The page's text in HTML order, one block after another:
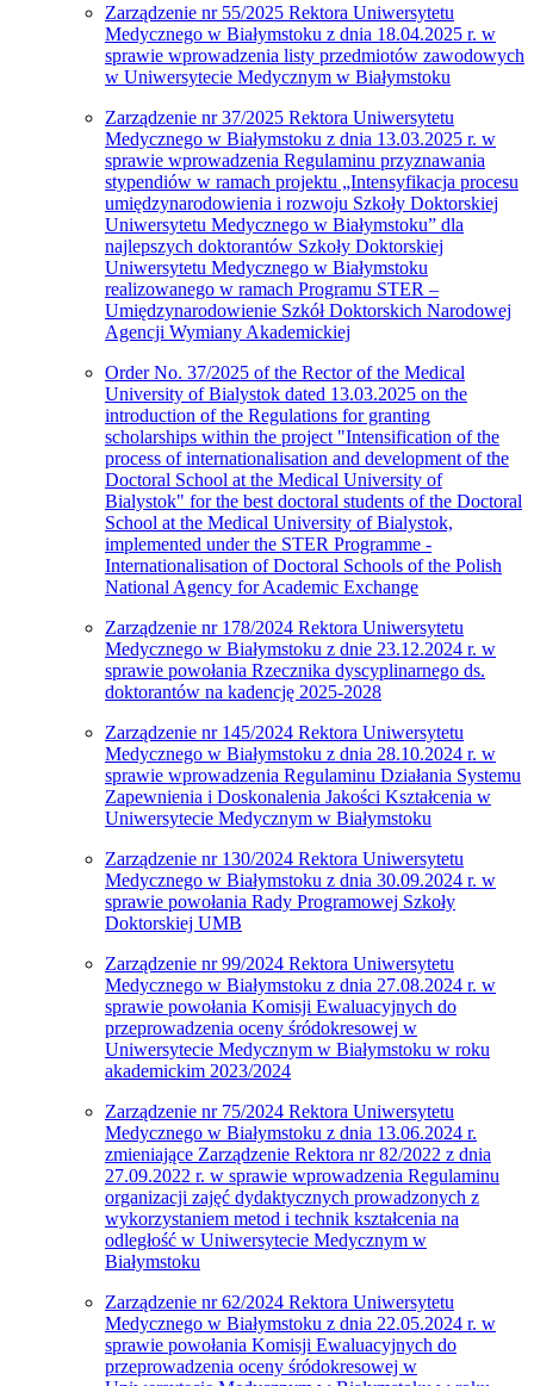
Zarządzenie nr 55/2025 Rektora Uniwersytetu
Medycznego w Białymstoku z dnia 18.04.2025 r. w
sprawie wprowadzenia listy przedmiotów zawodowych
w Uniwersytecie Medycznym w Białymstoku
Zarządzenie nr 37/2025 Rektora Uniwersytetu
Medycznego w Białymstoku z dnia 13.03.2025 r. w
sprawie wprowadzenia Regulaminu przyznawania
stypendiów w ramach projektu „Intensyfikacja procesu
umiędzynarodowienia i rozwoju Szkoły Doktorskiej
Uniwersytetu Medycznego w Białymstoku” dla
najlepszych doktorantów Szkoły Doktorskiej
Uniwersytetu Medycznego w Białymstoku
realizowanego w ramach Programu STER –
Umiędzynarodowienie Szkół Doktorskich Narodowej
Agencji Wymiany Akademickiej
Order No. 37/2025 of the Rector of the Medical
University of Bialystok dated 13.03.2025 on the
introduction of the Regulations for granting
scholarships within the project "Intensification of the
process of internationalisation and development of the
Doctoral School at the Medical University of
Bialystok" for the best doctoral students of the Doctoral
School at the Medical University of Bialystok,
implemented under the STER Programme -
Internationalisation of Doctoral Schools of the Polish
National Agency for Academic Exchange
Zarządzenie nr 178/2024 Rektora Uniwersytetu
Medycznego w Białymstoku z dnie 23.12.2024 r. w
sprawie powołania Rzecznika dyscyplinarnego ds.
doktorantów na kadencję 2025-2028
Zarządzenie nr 145/2024 Rektora Uniwersytetu
Medycznego w Białymstoku z dnia 28.10.2024 r. w
sprawie wprowadzenia Regulaminu Działania Systemu
Zapewnienia i Doskonalenia Jakości Kształcenia w
Uniwersytecie Medycznym w Białymstoku
Zarządzenie nr 130/2024 Rektora Uniwersytetu
Medycznego w Białymstoku z dnia 30.09.2024 r. w
sprawie powołania Rady Programowej Szkoły
Doktorskiej UMB
Zarządzenie nr 99/2024 Rektora Uniwersytetu
Medycznego w Białymstoku z dnia 27.08.2024 r. w
sprawie powołania Komisji Ewaluacyjnych do
przeprowadzenia oceny śródokresowej w
Uniwersytecie Medycznym w Białymstoku w roku
akademickim 2023/2024
Zarządzenie nr 75/2024 Rektora Uniwersytetu
Medycznego w Białymstoku z dnia 13.06.2024 r.
zmieniające Zarządzenie Rektora nr 82/2022 z dnia
27.09.2022 r. w sprawie wprowadzenia Regulaminu
organizacji zajęć dydaktycznych prowadzonych z
wykorzystaniem metod i technik kształcenia na
odległość w Uniwersytecie Medycznym w
Białymstoku
Zarządzenie nr 62/2024 Rektora Uniwersytetu
Medycznego w Białymstoku z dnia 22.05.2024 r. w
sprawie powołania Komisji Ewaluacyjnych do
przeprowadzenia oceny śródokresowej w